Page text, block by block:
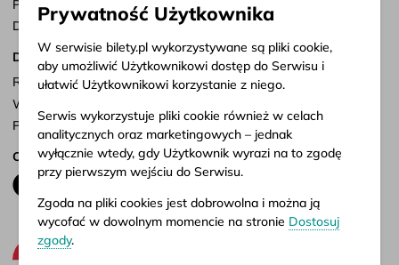
Punkty sprzedaży
Dostosuj zgody
Dokumenty
Regulamin serwisu
Warunki przewozu
Polityka prywatności
Obserwuj nas
Prywatność Użytkownika
W serwisie bilety.pl wykorzystywane są pliki cookie,
aby umożliwić Użytkownikowi dostęp do Serwisu i
ułatwić Użytkownikowi korzystanie z niego.
Serwis wykorzystuje pliki cookie również w celach
analitycznych oraz marketingowych – jednak
wyłącznie wtedy, gdy Użytkownik wyrazi na to zgodę
przy pierwszym wejściu do Serwisu.
Zgoda na pliki cookies jest dobrowolna i można ją
wycofać w dowolnym momencie na stronie Dostosuj
zgody.